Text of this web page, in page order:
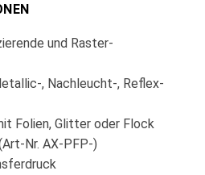
und Raster-
, Nachleucht-, Reflex-
Folien, Glitter oder Flock
Nr. AX-PFP-)